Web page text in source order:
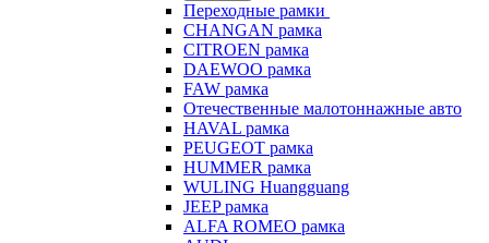
Переходные рамки
CHANGAN рамка
CITROEN рамка
DAEWOO рамка
FAW рамка
Отечественные малотоннажные авто
HAVAL рамка
PEUGEOT рамка
HUMMER рамка
WULING Huangguang
JEEP рамка
ALFA ROMEO рамка